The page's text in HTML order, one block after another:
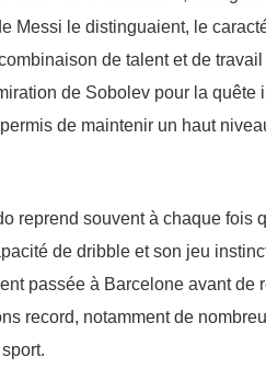
Messi le distinguaient, le
de talent et de
de Sobolev pour la
de maintenir un haut
reprend souvent à chaque fois
de dribble et son jeu
passée à Barcelone avant
record, notamment de